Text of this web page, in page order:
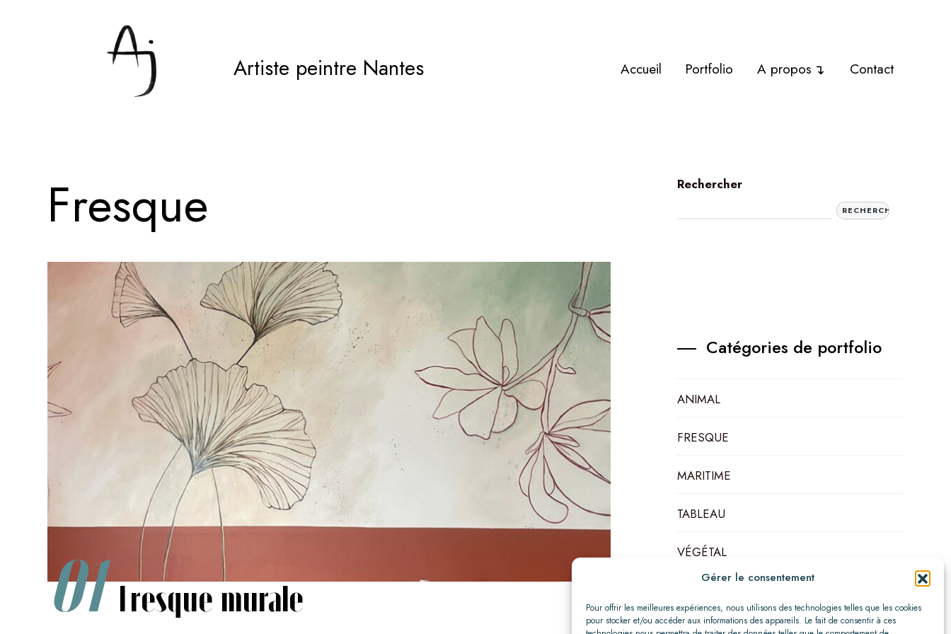
Gérer le consentement
Pour offrir les meilleures expériences, nous utilisons des technologies telles que les cookies
pour stocker et/ou accéder aux informations des appareils. Le fait de consentir à ces
Artiste peintre Nantes Accueil Portfolio A propos Contact
Fresque
Fresque murale
Rechercher
RECHERCHER
Catégories de portfolio
ANIMAL
FRESQUE
MARITIME
TABLEAU
VÉGÉTAL